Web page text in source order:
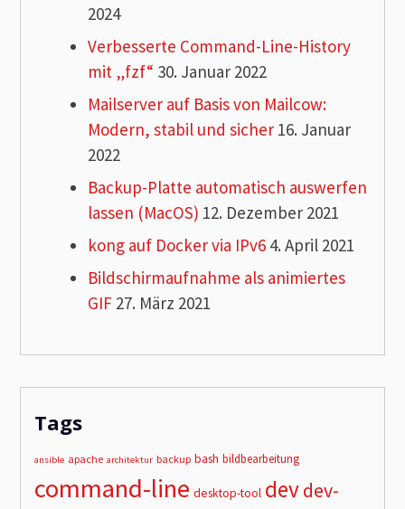
2024
Verbesserte Command-Line-History
mit „fzf“ 30. Januar 2022
Mailserver auf Basis von Mailcow:
Modern, stabil und sicher 16. Januar
2022
Backup-Platte automatisch auswerfen
lassen (MacOS) 12. Dezember 2021
kong auf Docker via IPv6 4. April 2021
Bildschirmaufnahme als animiertes
GIF 27. März 2021
Tags
ansible apache architektur backup bash bildbearbeitung
command-line desktop-tool devdev-